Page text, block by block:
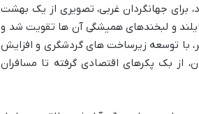
برای جهانگردان غربی، تصویری از یک بهشت
و لبخندهای همیشگی آن ها تقویت شد و
با توسعه زیرساخت های گردشگری و افزایش
از بک پکرهای اقتصادی گرفته تا مسافران